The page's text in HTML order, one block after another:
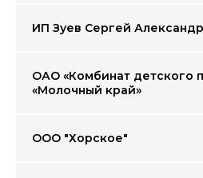
ИП Зуев Сергей
ОАО «Комбинат детского
«Молочный край»
ООО "Хорское"